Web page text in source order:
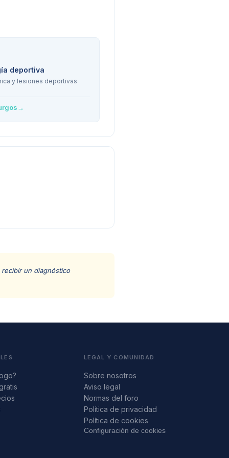
deportiva
y lesiones deportivas
→
un diagnóstico
LEGAL Y COMUNIDAD
Sobre nosotros
Aviso legal
Normas del foro
Política de privacidad
Política de cookies
Configuración de cookies